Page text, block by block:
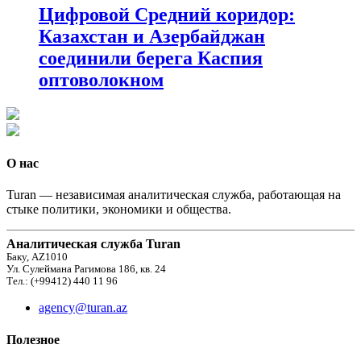
Цифровой Средний коридор:
Казахстан и Азербайджан
соединили берега Каспия
оптоволокном
О нас
Turan — независимая аналитическая служба, работающая на
стыке политики, экономики и общества.
Аналитическая служба Turan
Баку, AZ1010
Ул. Сулеймана Рагимова 186, кв. 24
Тел.: (+99412) 440 11 96
agency@turan.az
Полезное